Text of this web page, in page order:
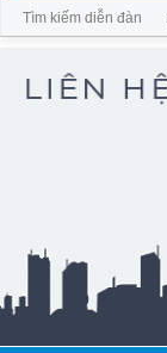
Tìm kiếm diễn đàn